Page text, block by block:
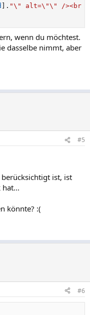
. "\" alt=\"\" /><br /
wenn du möchtest.
dasselbe nimmt, aber
#5
ist, ist
könnte? :(
#6